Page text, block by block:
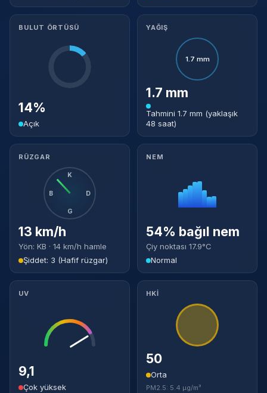
BULUT ÖRTÜSÜ
14%
Açık
YAĞIŞ
1.7 mm
1.7 mm
Tahmini 1.7 mm (yaklaşık
48 saat)
RÜZGAR
K
D
G
B
13 km/h
Yön: KB · 14 km/h hamle
Şiddet: 3 (Hafif rüzgar)
NEM
54% bağıl nem
Çiy noktası 17.9°C
Normal
UV
9,1
Çok yüksek
HKİ
50
Orta
PM2.5: 5.4 µg/m³